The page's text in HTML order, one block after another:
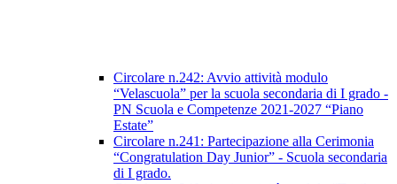
Circolare n.242: Avvio attività modulo
“Velascuola” per la scuola secondaria di I grado -
PN Scuola e Competenze 2021-2027 “Piano
Estate”
Circolare n.241: Partecipazione alla Cerimonia
“Congratulation Day Junior” - Scuola secondaria
di I grado.